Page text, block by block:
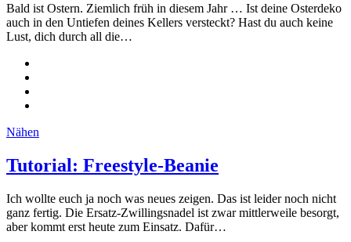
Bald ist Ostern. Ziemlich früh in diesem Jahr … Ist deine Osterdeko
auch in den Untiefen deines Kellers versteckt? Hast du auch keine
Lust, dich durch all die…
Nähen
Tutorial: Freestyle-Beanie
Ich wollte euch ja noch was neues zeigen. Das ist leider noch nicht
ganz fertig. Die Ersatz-Zwillingsnadel ist zwar mittlerweile besorgt,
aber kommt erst heute zum Einsatz. Dafür…